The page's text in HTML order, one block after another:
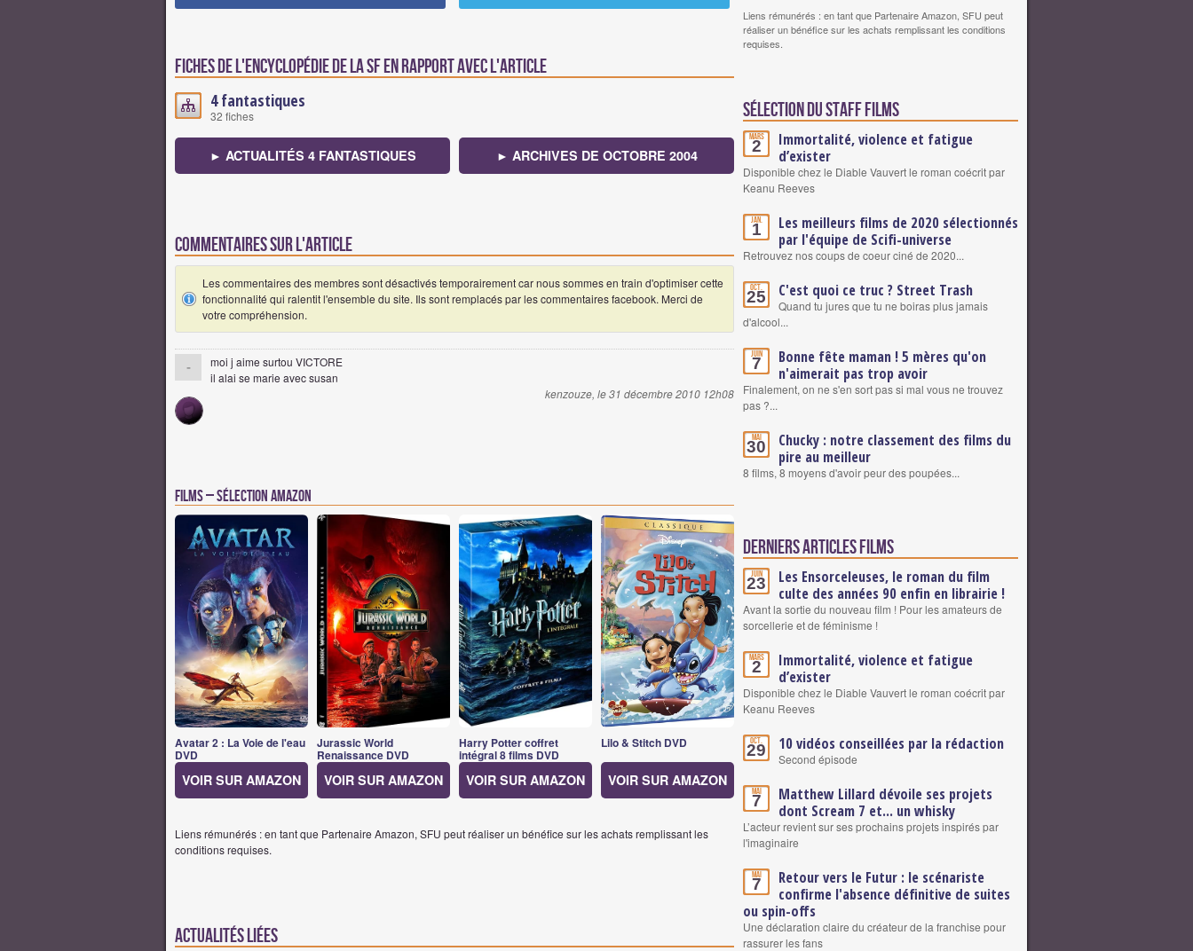
Fiches de l'encyclopédie de la SF en rapport avec l'article
4 fantastiques
32 fiches
► ACTUALITÉS 4 FANTASTIQUES ► ARCHIVES DE OCTOBRE 2004
Commentaires sur l'article
Les commentaires des membres sont désactivés temporairement car nous sommes en train d'optimiser cette
fonctionnalité qui ralentit l'ensemble du site. Ils sont remplacés par les commentaires facebook. Merci de
votre compréhension.
-
moi j aime surtou VICTORE
il alai se marie avec susan
kenzouze, le 31 décembre 2010 12h08
Films – Sélection Amazon
Avatar 2 : La Voie de l'eau
DVD
VOIR SUR AMAZON
Jurassic World
Renaissance DVD
VOIR SUR AMAZON
Harry Potter coffret
intégral 8 films DVD
VOIR SUR AMAZON
Lilo & Stitch DVD
VOIR SUR AMAZON
Liens rémunérés : en tant que Partenaire Amazon, SFU peut réaliser un bénéfice sur les achats remplissant les
conditions requises.
Actualités Liées
Liens rémunérés : en tant que Partenaire Amazon, SFU peut
réaliser un bénéfice sur les achats remplissant les conditions
requises.
Sélection du staff Films
Mars
2
Immortalité, violence et fatigue
d’exister
Disponible chez le Diable Vauvert le roman coécrit par
Keanu Reeves
Jan.
1
Les meilleurs films de 2020 sélectionnés
par l'équipe de Scifi-universe
Retrouvez nos coups de coeur ciné de 2020...
Oct.
25 C'est quoi ce truc ? Street Trash
Quand tu jures que tu ne boiras plus jamais
d'alcool...
Juin
7
Bonne fête maman ! 5 mères qu'on
n'aimerait pas trop avoir
Finalement, on ne s'en sort pas si mal vous ne trouvez
pas ?...
Mai
30
Chucky : notre classement des films du
pire au meilleur
8 films, 8 moyens d'avoir peur des poupées...
Derniers articles Films
Juin
23
Les Ensorceleuses, le roman du film
culte des années 90 enfin en librairie !
Avant la sortie du nouveau film ! Pour les amateurs de
sorcellerie et de féminisme !
Mars
2
Immortalité, violence et fatigue
d’exister
Disponible chez le Diable Vauvert le roman coécrit par
Keanu Reeves
Oct.
29 10 vidéos conseillées par la rédaction
Second épisode
Mai
7
Matthew Lillard dévoile ses projets
dont Scream 7 et... un whisky
L’acteur revient sur ses prochains projets inspirés par
l'imaginaire
Mai
7
Retour vers le Futur : le scénariste
confirme l'absence définitive de suites
ou spin-offs
Une déclaration claire du créateur de la franchise pour
rassurer les fans